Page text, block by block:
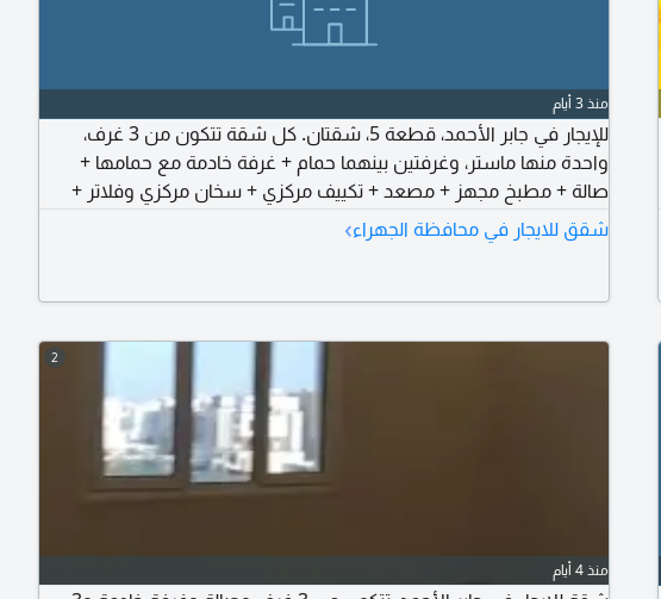
منذ 3 أيام
للإيجار في جابر الأحمد، قطعة 5، شقتان. كل شقة تتكون من 3 غرف،
واحدة منها ماستر، وغرفتين بينهما حمام + غرفة خادمة مع حمامها +
صالة + مطبخ مجهز + مصعد + تكييف مركزي + سخان مركزي وفلاتر +
مناسبة للعرسان أو عائلة كويتية بطفل أو طفلين كحد أقصى. للاستفسار:
شقق للايجار في محافظة الجهراء›
2
منذ 4 أيام